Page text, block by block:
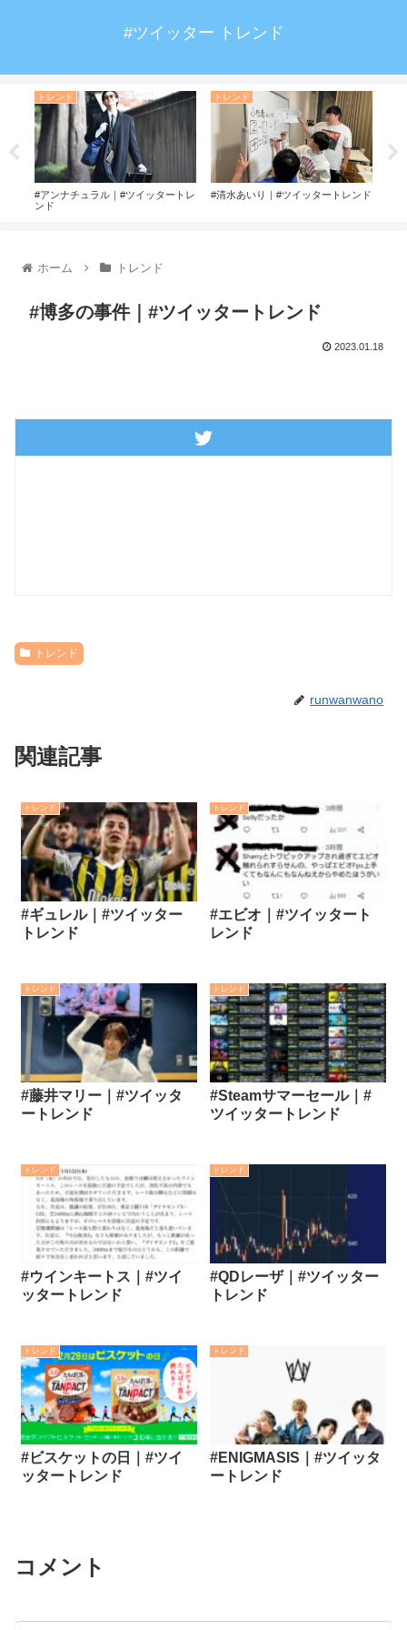
#ツイッター トレンド
トレンド
#アンナチュラル｜#ツイッタートレ
ンド
トレンド
#清水あいり｜#ツイッタートレンド
ホーム トレンド
#博多の事件｜#ツイッタートレンド
2023.01.18
トレンド
runwanwano
関連記事
トレンド
#ギュレル｜#ツイッター
トレンド
トレンド
#エビオ｜#ツイッタート
レンド
トレンド
#藤井マリー｜#ツイッタ
ートレンド
トレンド
#Steamサマーセール｜#
ツイッタートレンド
トレンド
#ウインキートス｜#ツイ
ッタートレンド
トレンド
#QDレーザ｜#ツイッター
トレンド
トレンド
#ビスケットの日｜#ツイ
ッタートレンド
トレンド
#ENIGMASIS｜#ツイッタ
ートレンド
コメント